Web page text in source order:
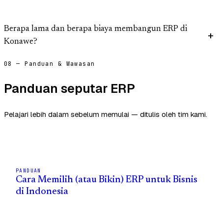
Berapa lama dan berapa biaya membangun ERP di
Konawe?
08 — Panduan & Wawasan
Panduan seputar ERP
Pelajari lebih dalam sebelum memulai — ditulis oleh tim kami.
PANDUAN
Cara Memilih (atau Bikin) ERP untuk Bisnis
di Indonesia